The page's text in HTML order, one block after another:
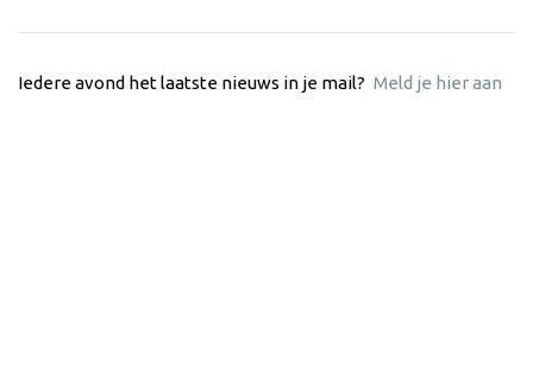
Iedere avond het laatste nieuws in je mail? Meld je hier aan